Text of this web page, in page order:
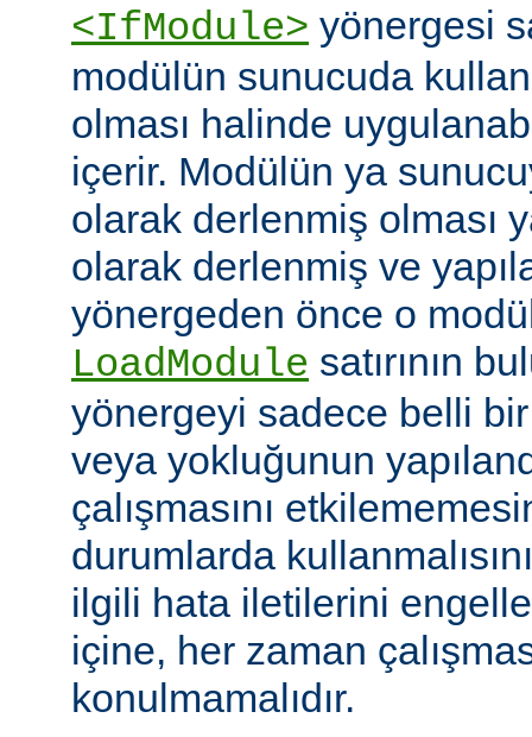
<IfModule> yönergesi
modülün sunucuda
olması halinde
içerir. Modülün ya
olarak derlenmiş olması
olarak derlenmiş ve
yönergeden önce o
LoadModule satırının
yönergeyi sadece belli bir
veya yokluğunun
çalışmasını
durumlarda
ilgili hata iletilerini
içine, her zaman
konulmamalıdır.